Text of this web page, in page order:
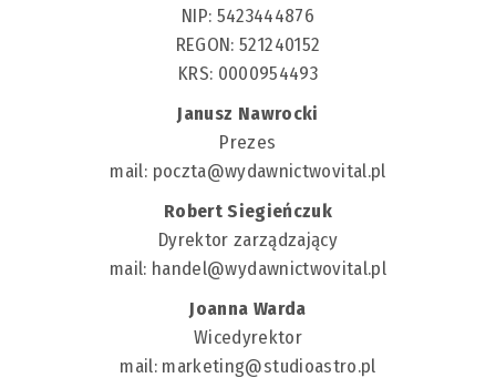
NIP: 5423444876
REGON: 521240152
KRS: 0000954493
Janusz Nawrocki
Prezes
mail: poczta@wydawnictwovital.pl
Robert Siegieńczuk
Dyrektor zarządzający
mail: handel@wydawnictwovital.pl
Joanna Warda
Wicedyrektor
mail: marketing@studioastro.pl